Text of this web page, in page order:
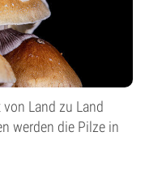
Land zu Land
werden die Pilze in